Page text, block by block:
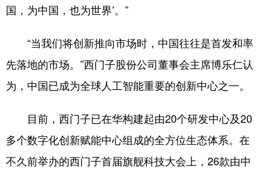
国，为中国，也为世界’。”
“当我们将创新推向市场时，中国往往是首发和率
先落地的市场。”西门子股份公司董事会主席博乐仁认
为，中国已成为全球人工智能重要的创新中心之一。
目前，西门子已在华构建起由20个研发中心及20
多个数字化创新赋能中心组成的全方位生态体系。在
不久前举办的西门子首届旗舰科技大会上，26款由中